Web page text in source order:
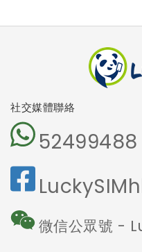
碼
社交媒體聯絡
52499488
微信公眾號 -